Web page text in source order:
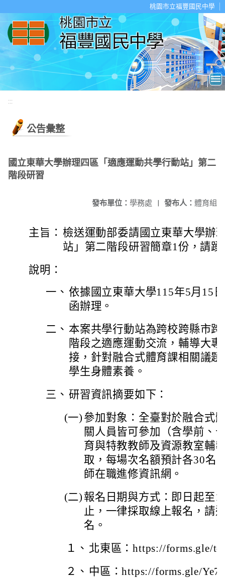
桃園市立福豐國民中學
:::
公告彙整
國立東華大學辦理四區「適應運動共學行動站」第二
階段研習
發布人： 體育組
發布單位： 學務處 |
主旨： 檢送運動部委請國立東華大學辦
站」第二階段研習簡章1份，請
說明：
一、 依據國立東華大學115年5月15
函辦理。
二、 本案共學行動站為跨校跨縣市
階段之適應運動交流，輔導大
接，針對融合式體育課相關議
學生身體素養。
三、 研習資訊摘要如下：
(一) 參加對象：全臺對於融合式
關人員皆可參加（含學前、
育與特教教師及資源教室輔
取，每場次名額預計各30名
師在職進修資訊網。
(二) 報名日期與方式：即日起至
止，一律採取線上報名，請
名。
１、 北東區：https://forms.gle/
２、 中區：https://forms.gle/